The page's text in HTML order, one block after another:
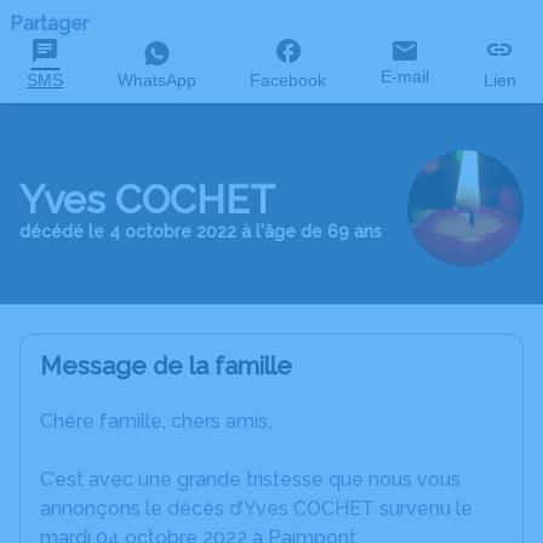
Partager
SMS WhatsApp Facebook E-mail Lien
Yves COCHET
décédé le 4 octobre 2022 à l'âge de 69 ans
Message de la famille
Chère famille, chers amis,
C’est avec une grande tristesse que nous vous
annonçons le décès d’Yves COCHET survenu le
mardi 04 octobre 2022 à Paimpont.